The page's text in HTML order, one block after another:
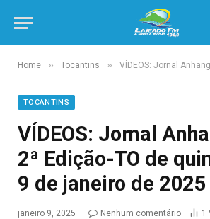
Home » Tocantins » VÍDEOS: Jornal Anhanguera 2ª Edição-
TOCANTINS
VÍDEOS: Jornal
2ª Edição-TO de
9 de janeiro de 2025
janeiro 9, 2025 Nenhum comentário 1